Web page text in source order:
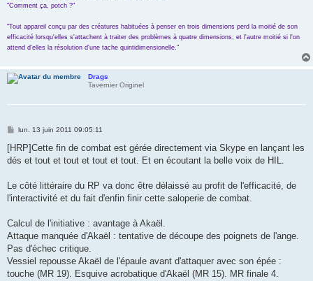
"Comment ça, potch ?"
"Tout appareil conçu par des créatures habituées à penser en trois dimensions perd la moitié de son
efficacité lorsqu'elles s'attachent à traiter des problèmes à quatre dimensions, et l'autre moitié si l'on
attend d'elles la résolution d'une tache quintidimensionelle."
Drags
Tavernier Originel
M
s
a
lun. 13 juin 2011 09:05:11
[HRP]Cette fin de combat est gérée directement via Skype en lançant les
dés et tout et tout et tout et tout. Et en écoutant la belle voix de HIL.
Le côté littéraire du RP va donc être délaissé au profit de l'efficacité, de
l'interactivité et du fait d'enfin finir cette saloperie de combat.
Calcul de l'initiative : avantage à Akaël.
Attaque manquée d'Akaël : tentative de découpe des poignets de l'ange.
Pas d'échec critique.
Vessiel repousse Akaël de l'épaule avant d'attaquer avec son épée :
touche (MR 19). Esquive acrobatique d'Akaël (MR 15). MR finale 4.